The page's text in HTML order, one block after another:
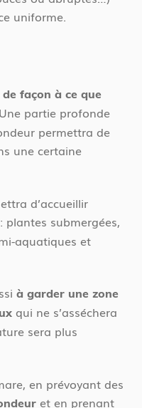
uniforme.
façon à ce que
Une partie profonde
permettra de
une certaine
d’accueillir
: plantes submergées,
aquatiques et
à garder une zone
qui ne s’asséchera
sera plus
en prévoyant des
et en prenant